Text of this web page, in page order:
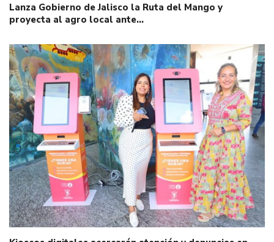
Lanza Gobierno de Jalisco la Ruta del Mango y
proyecta al agro local ante…